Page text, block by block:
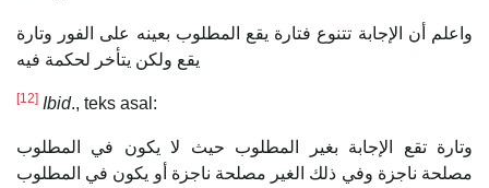
واعلم أن الإجابة تتنوع فتارة يقع المطلوب بعينه على الفور وتارة
يقع ولكن يتأخر لحكمة فيه
[12] Ibid., teks asal:
وتارة تقع الإجابة بغير المطلوب حيث لا يكون في المطلوب
مصلحة ناجزة وفي ذلك الغير مصلحة ناجزة أو يكون في المطلوب